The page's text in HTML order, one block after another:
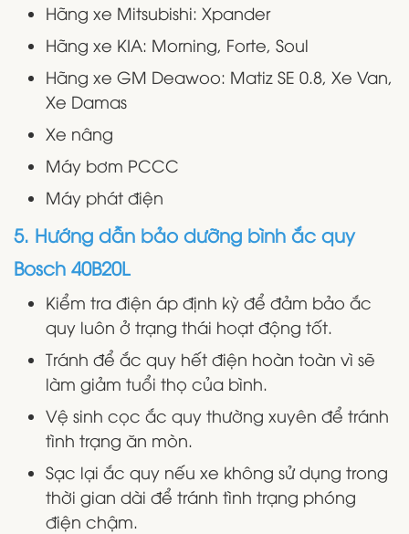
Hãng xe Mitsubishi: Xpander
Hãng xe KIA: Morning, Forte, Soul
Hãng xe GM Deawoo: Matiz SE 0.8, Xe Van,
Xe Damas
Xe nâng
Máy bơm PCCC
Máy phát điện
5. Hướng dẫn bảo dưỡng bình ắc quy
Bosch 40B20L
Kiểm tra điện áp định kỳ để đảm bảo ắc
quy luôn ở trạng thái hoạt động tốt.
Tránh để ắc quy hết điện hoàn toàn vì sẽ
làm giảm tuổi thọ của bình.
Vệ sinh cọc ắc quy thường xuyên để tránh
tình trạng ăn mòn.
Sạc lại ắc quy nếu xe không sử dụng trong
thời gian dài để tránh tình trạng phóng
điện chậm.